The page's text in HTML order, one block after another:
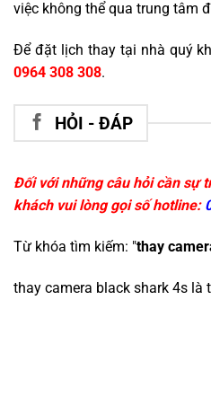
việc không thể qua trung tâm
Để đặt lịch thay tại nhà quý
0964 308 308.
HỎI - ĐÁP
Đối với những câu hỏi cần sự
khách vui lòng gọi số hotline:
Từ khóa tìm kiếm: "thay
thay camera black shark 4s là